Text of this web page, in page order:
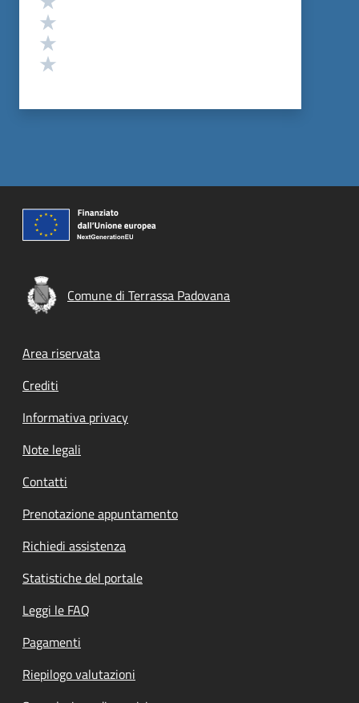
Comune di Terrassa Padovana
Footer menu
Area riservata
Crediti
Informativa privacy
Note legali
Contatti
Prenotazione appuntamento
Richiedi assistenza
Statistiche del portale
Leggi le FAQ
Pagamenti
Riepilogo valutazioni